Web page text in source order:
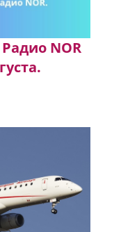
NOR